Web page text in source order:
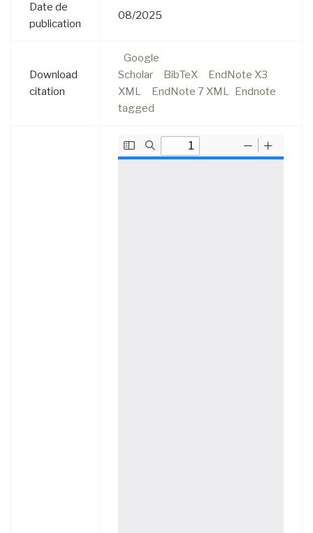
Date de
publication
08/2025
Download
citation
Google
Scholar
BibTeX
EndNote X3
XML
EndNote 7 XML Endnote
tagged